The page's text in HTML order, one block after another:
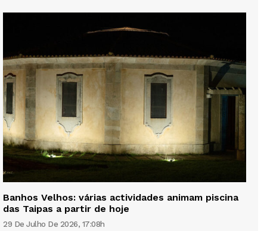
Banhos Velhos: várias actividades animam piscina
das Taipas a partir de hoje
29 De Julho De 2026, 17:08h